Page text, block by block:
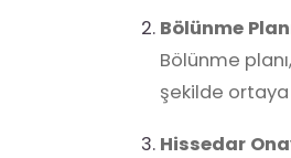
Bölünme
Bölünme
şekilde ortaya
Hissedar